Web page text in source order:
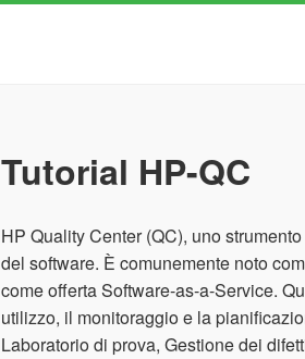
Tutorial HP-QC
HP Quality Center (QC), uno
del software. È comunemente noto
come offerta Software-as-a-Service.
utilizzo, il monitoraggio e la
Laboratorio di prova, Gestione dei